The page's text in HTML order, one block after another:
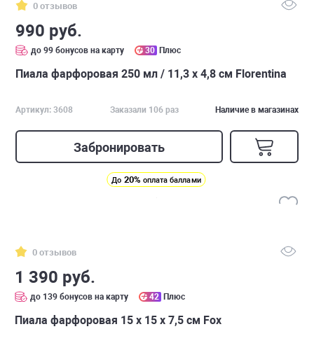
0 отзывов
990 руб.
до 99 бонусов на карту 30 Плюс
Пиала фарфоровая 250 мл / 11,3 х 4,8 см Florentina
Артикул: 3608 Заказали 106 раз Наличие в магазинах
Забронировать
До 20% оплата баллами
0 отзывов
1 390 руб.
до 139 бонусов на карту 42 Плюс
Пиала фарфоровая 15 х 15 х 7,5 см Fox